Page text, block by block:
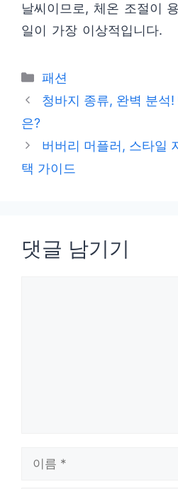
날씨이므로, 체온 조절이
일이 가장 이상적입니다.
카
테
패션
청바지 종류, 완벽 분석
은?
버버리 머플러, 스타일
택 가이드
댓글 남기기